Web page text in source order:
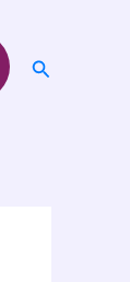
Search